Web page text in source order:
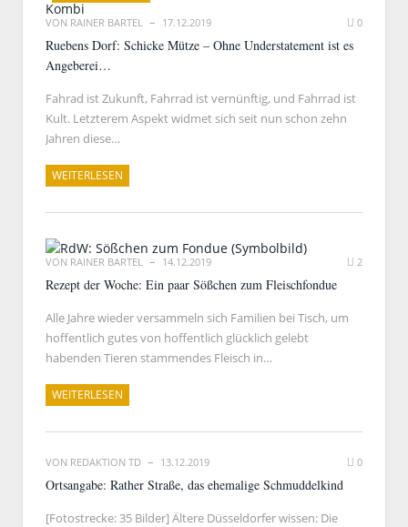
VON RAINER BARTEL 17.12.2019 0
Ruebens Dorf: Schicke Mütze – Ohne Understatement ist es
Angeberei…
Fahrad ist Zukunft, Fahrrad ist vernünftig, und Fahrrad ist
Kult. Letzterem Aspekt widmet sich seit nun schon zehn
Jahren diese…
WEITERLESEN
VON RAINER BARTEL 14.12.2019 2
Rezept der Woche: Ein paar Sößchen zum Fleischfondue
Alle Jahre wieder versammeln sich Familien bei Tisch, um
hoffentlich gutes von hoffentlich glücklich gelebt
habenden Tieren stammendes Fleisch in…
WEITERLESEN
VON REDAKTION TD 13.12.2019 0
Ortsangabe: Rather Straße, das ehemalige Schmuddelkind
[Fotostrecke: 35 Bilder] Ältere Düsseldorfer wissen: Die